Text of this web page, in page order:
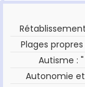
Plages
Autisme :
Autonomie